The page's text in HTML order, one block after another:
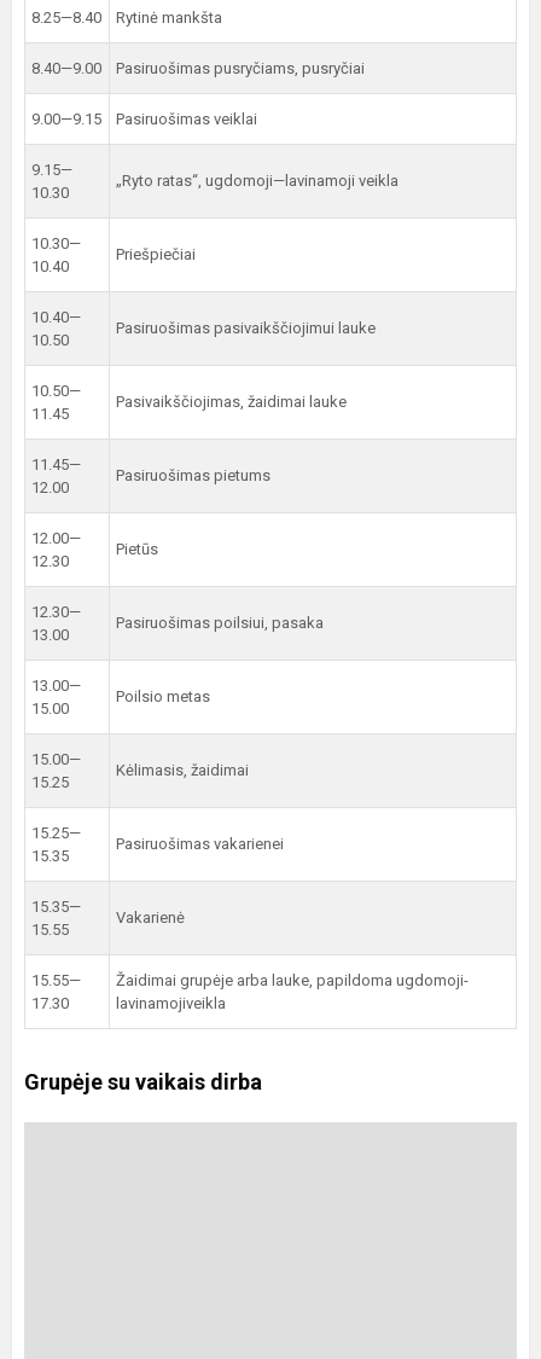
8.25—8.40 Rytinė mankšta
8.40—9.00 Pasiruošimas pusryčiams, pusryčiai
9.00—9.15 Pasiruošimas veiklai
9.15—
10.30
„Ryto ratas“, ugdomoji—lavinamoji veikla
10.30—
10.40
Priešpiečiai
10.40—
10.50
Pasiruošimas pasivaikščiojimui lauke
10.50—
11.45
Pasivaikščiojimas, žaidimai lauke
11.45—
12.00
Pasiruošimas pietums
12.00—
12.30
Pietūs
12.30—
13.00
Pasiruošimas poilsiui, pasaka
13.00—
15.00
Poilsio metas
15.00—
15.25
Kėlimasis, žaidimai
15.25—
15.35
Pasiruošimas vakarienei
15.35—
15.55
Vakarienė
15.55—
17.30
Žaidimai grupėje arba lauke, papildoma ugdomoji-
lavinamojiveikla
Grupėje su vaikais dirba